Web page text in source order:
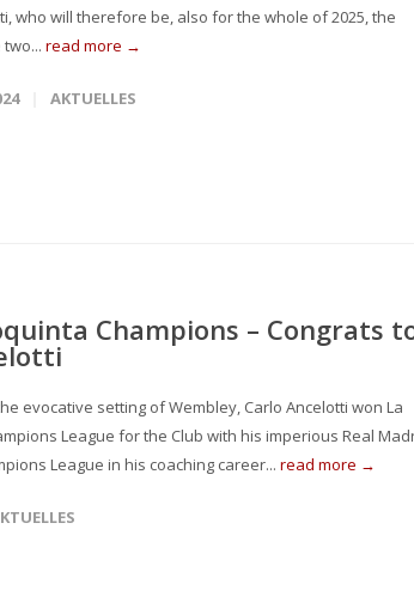
who will therefore be, also for the whole of 2025, the
read more →
AKTUELLES
Champions – Congrats
evocative setting of Wembley, Carlo Ancelotti won La
League for the Club with his imperious Real
League in his coaching career... read more →